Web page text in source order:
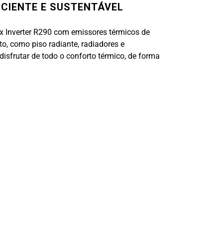
E SUSTENTÁVEL
Inverter R290 com emissores térmicos de
como piso radiante, radiadores e
de todo o conforto térmico, de forma